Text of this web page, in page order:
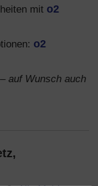
mit o2
o2
– auf Wunsch auch